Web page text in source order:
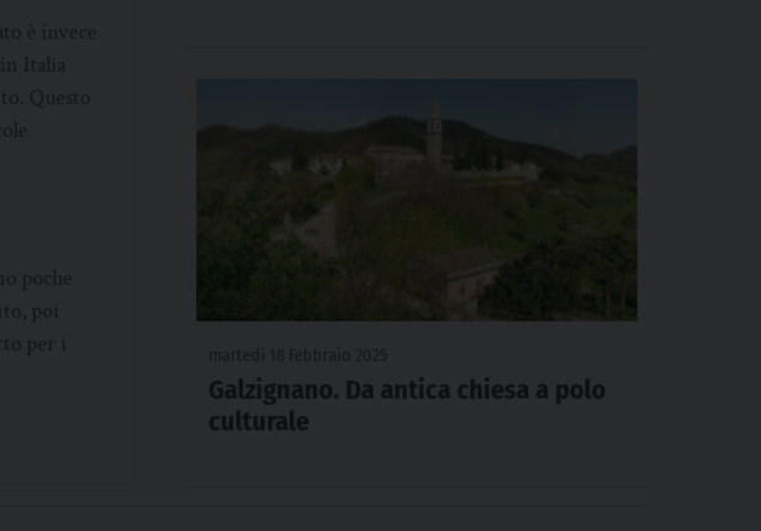
è invece
Italia
Questo
poche
poi
per i
Galzignano. Da antica chiesa a polo
culturale